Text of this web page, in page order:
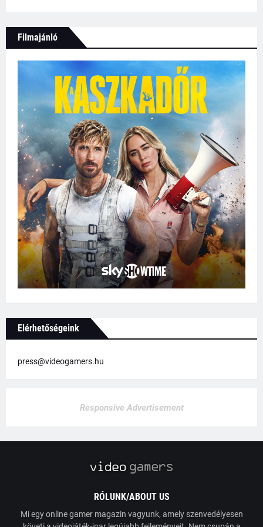
Filmajánló
Elérhetőségeink
press@videogamers.hu
Responsive Advertisement
RÓLUNK/ABOUT US
Mi egy online gamer magazin vagyunk, amely szenvedélyesen